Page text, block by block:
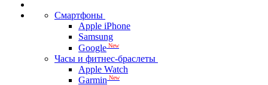
Смартфоны
Apple iPhone
Samsung
Google New
Часы и фитнес-браслеты
Apple Watch
Garmin New